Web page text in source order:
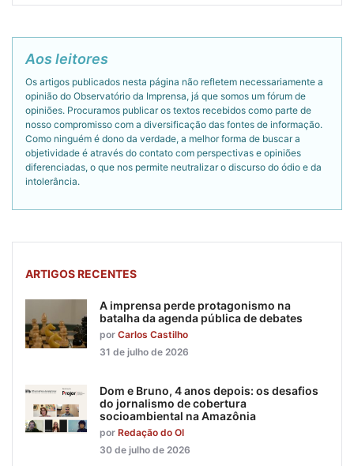
Aos leitores
Os artigos publicados nesta página não refletem necessariamente a
opinião do Observatório da Imprensa, já que somos um fórum de
opiniões. Procuramos publicar os textos recebidos como parte de
nosso compromisso com a diversificação das fontes de informação.
Como ninguém é dono da verdade, a melhor forma de buscar a
objetividade é através do contato com perspectivas e opiniões
diferenciadas, o que nos permite neutralizar o discurso do ódio e da
intolerância.
ARTIGOS RECENTES
A imprensa perde protagonismo na
batalha da agenda pública de debates
por Carlos Castilho
31 de julho de 2026
Dom e Bruno, 4 anos depois: os desafios
do jornalismo de cobertura
socioambiental na Amazônia
por Redação do OI
30 de julho de 2026